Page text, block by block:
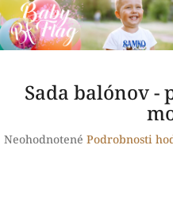
Prejsť
na
obsah
Sada balónov -
Priemerné
Neohodnotené Podrobnosti